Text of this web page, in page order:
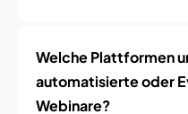
Welche Plattformen
automatisierte oder
Webinare?